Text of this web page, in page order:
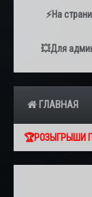
⚡️На
💥Для
ГЛАВНАЯ
🏆РОЗЫГРЫШИ